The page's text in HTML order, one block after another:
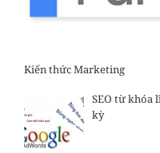
Kiến thức Marketing
SEO từ khóa
kỳ